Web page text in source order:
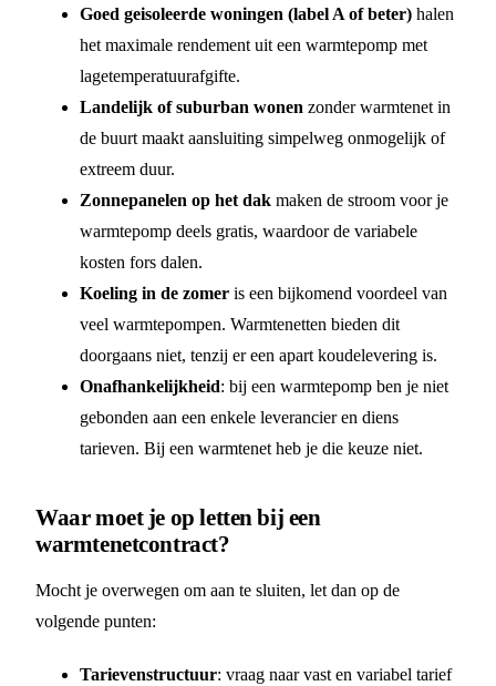
Goed geisoleerde woningen (label A of beter) halen
het maximale rendement uit een warmtepomp met
lagetemperatuurafgifte.
Landelijk of suburban wonen zonder warmtenet in
de buurt maakt aansluiting simpelweg onmogelijk of
extreem duur.
Zonnepanelen op het dak maken de stroom voor je
warmtepomp deels gratis, waardoor de variabele
kosten fors dalen.
Koeling in de zomer is een bijkomend voordeel van
veel warmtepompen. Warmtenetten bieden dit
doorgaans niet, tenzij er een apart koudelevering is.
Onafhankelijkheid: bij een warmtepomp ben je niet
gebonden aan een enkele leverancier en diens
tarieven. Bij een warmtenet heb je die keuze niet.
Waar moet je op letten bij een
warmtenetcontract?
Mocht je overwegen om aan te sluiten, let dan op de
volgende punten:
Tarievenstructuur: vraag naar vast en variabel tarief